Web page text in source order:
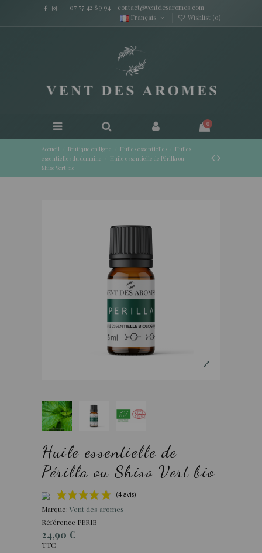
07 77 42 89 94 - contact@ventdesaromes.com
Français
Wishlist (0)
0
Accueil Boutique en ligne Huiles essentielles
Huiles
essentielles du domaine
Huile essentielle de Périlla ou
Shiso Vert bio
Huile essentielle de
Périlla ou Shiso Vert bio
Marque: Vent des aromes
Référence PERIB
24,90 €
TTC